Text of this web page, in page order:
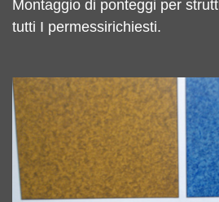
Montaggio di ponteggi per
tutti I permessirichiesti.